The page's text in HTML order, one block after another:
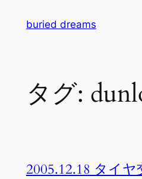
buried dreams
タグ:
2005.12.18 タイヤ